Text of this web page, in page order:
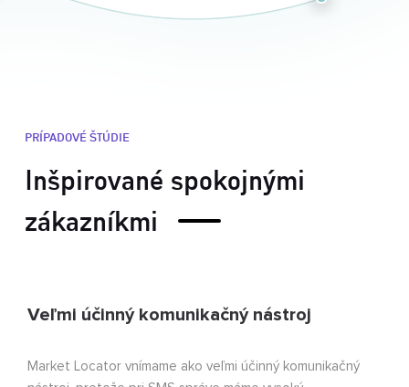
PRÍPADOVÉ ŠTÚDIE
Inšpirované spokojnými
zákazníkmi
Veľmi účinný komunikačný nástroj
Market Locator vnímame ako veľmi účinný komunikačný